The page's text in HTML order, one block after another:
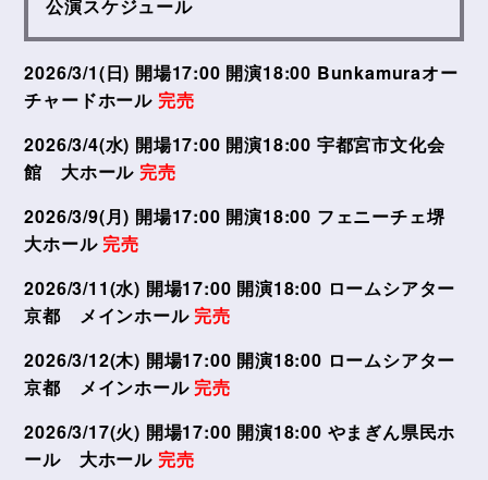
公演スケジュール
2026/3/1(日) 開場17:00 開演18:00 Bunkamuraオー
チャードホール 完売
2026/3/4(水) 開場17:00 開演18:00 宇都宮市文化会
館 大ホール 完売
2026/3/9(月) 開場17:00 開演18:00 フェニーチェ堺
大ホール 完売
2026/3/11(水) 開場17:00 開演18:00 ロームシアター
京都 メインホール 完売
2026/3/12(木) 開場17:00 開演18:00 ロームシアター
京都 メインホール 完売
2026/3/17(火) 開場17:00 開演18:00 やまぎん県民ホ
ール 大ホール 完売